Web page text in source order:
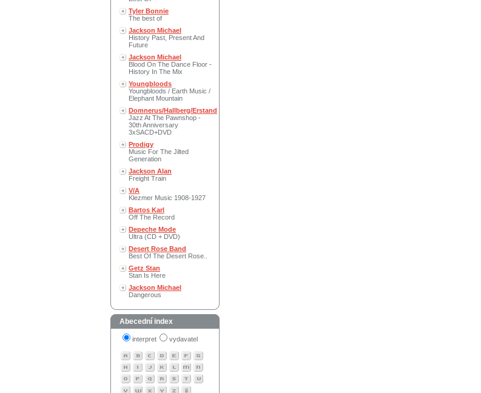
Tyler Bonnie
The best of
Jackson Michael
History Past, Present And
Future
Jackson Michael
Blood On The Dance Floor -
History In The Mix
Youngbloods
Youngbloods / Earth Music /
Elephant Mountain
Domnerus/Hallberg/Erstand
Jazz At The Pawnshop -
30th Anniversary
3xSACD+DVD
Prodigy
Music For The Jilted
Generation
Jackson Alan
Freight Train
V/A
Klezmer Music 1908-1927
Bartos Karl
Off The Record
Depeche Mode
Ultra (CD + DVD)
Desert Rose Band
Best Of The Desert Rose..
Getz Stan
Stan Is Here
Jackson Michael
Dangerous
Abecední index
interpret vydavatel